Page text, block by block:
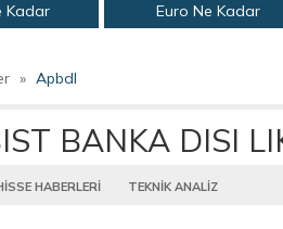
Kadar Euro Ne Kadar
» Apbdl
BANKA DISI
HABERLERİ TEKNİK ANALİZ